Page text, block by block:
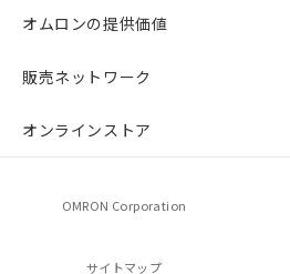
オムロンの提供価値
販売ネットワーク
オンラインストア
OMRON Corporation
サイトマップ